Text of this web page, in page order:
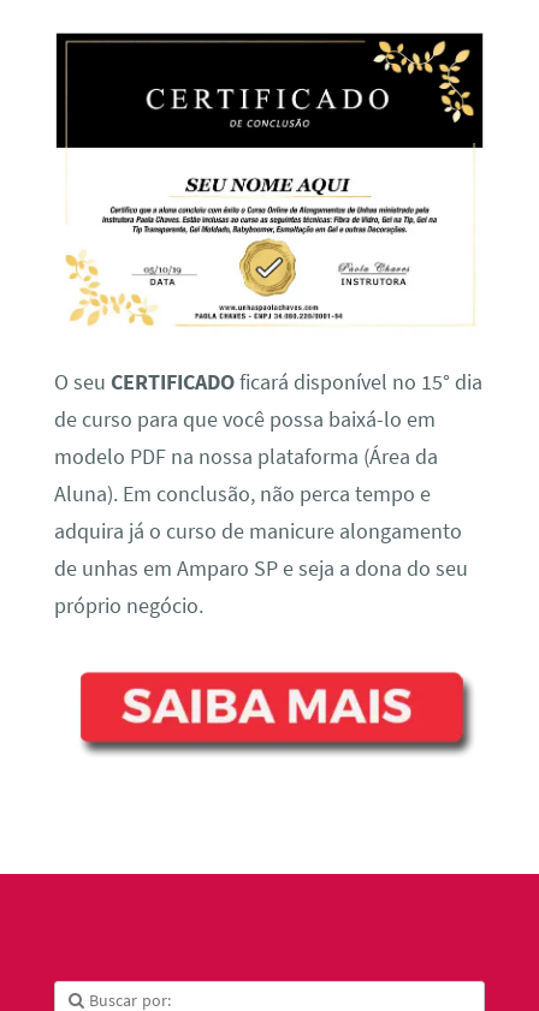
O seu CERTIFICADOficará disponível no 15° dia
de curso para que você possa baixá-lo em
modelo PDF na nossa plataforma (Área da
Aluna). Em conclusão, não perca tempo e
adquira já o curso de manicure alongamento
de unhas em Amparo SP e seja a dona do seu
próprio negócio.